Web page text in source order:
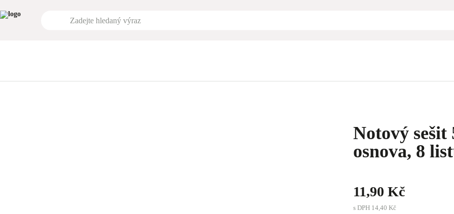
Notový sešit
osnova, 8
11,90 Kč
s DPH 14,40 Kč